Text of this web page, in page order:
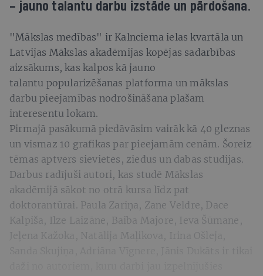
– jauno talantu darbu izstāde un pārdošana.
"Mākslas medības" ir Kalnciema ielas kvartāla un
Latvijas Mākslas akadēmijas kopējas sadarbības
aizsākums, kas kalpos kā jauno
talantu popularizēšanas platforma un mākslas
darbu pieejamības nodrošināšana plašam
interesentu lokam.
Pirmajā pasākumā piedāvāsim vairāk kā 40 gleznas
un vismaz 10 grafikas par pieejamām cenām. Šoreiz
tēmas aptvers sievietes, ziedus un dabas studijas.
Darbus radījuši autori, kas studē Mākslas
akadēmijā sākot no otrā kursa līdz pat
doktorantūrai. Paula Zariņa, Zane Veldre, Dace
Kalpiša, Ilze Laizāne, Baiba Majore, Ieva Šūmane,
Jeļena Kažoka, Natālija Maļikova, Irina Ošleja,